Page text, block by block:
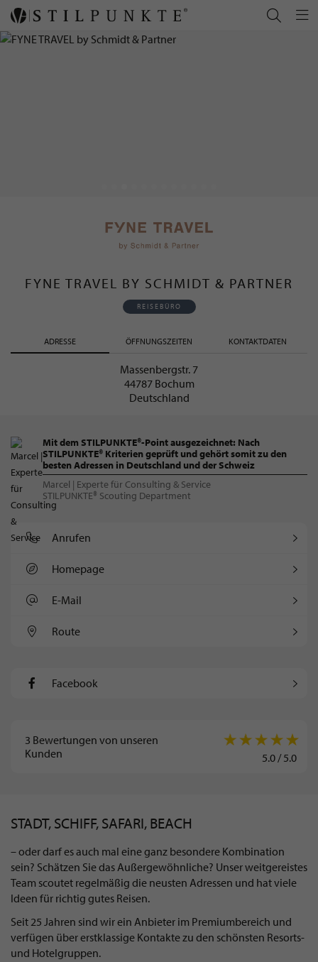
FYNE TRAVEL BY SCHMIDT & PARTNER
REISEBÜRO
ADRESSE ÖFFNUNGSZEITEN KONTAKTDATEN
Massenbergstr. 7
44787 Bochum
Deutschland
Mit dem STILPUNKTE®-Point ausgezeichnet: Nach
STILPUNKTE® Kriterien geprüft und gehört somit zu den
besten Adressen in Deutschland und der Schweiz
Marcel | Experte für Consulting & Service
STILPUNKTE® Scouting Department
Anrufen
Homepage
E-Mail
Route
Facebook
3 Bewertungen von unseren
Kunden
5.0/5.0
STADT, SCHIFF, SAFARI, BEACH
– oder darf es auch mal eine ganz besondere Kombination
sein? Schätzen Sie das Außergewöhnliche? Unser weitgereistes
Team scoutet regelmäßig die neusten Adressen und hat viele
Ideen für richtig gutes Reisen.
Seit 25 Jahren sind wir ein Anbieter im Premiumbereich und
verfügen über erstklassige Kontakte zu den schönsten Resorts-
und Hotelgruppen.